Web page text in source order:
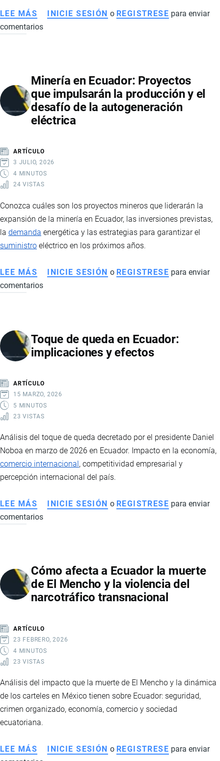
LEE MÁS SOBRE
GRUPO
UNIVERSAL:
QUÉ
SIGNIFICA
PARA
EXPORTACIONES
Y
EL
INDUSTRIA
CHOCOLATERA
INICIE SESIÓN o REGISTRESE para enviar
comentarios
Minería en Ecuador: Proyectos
que impulsarán la producción y el
desafío de la autogeneración
eléctrica
ARTÍCULO
3 JULIO, 2026
4 MINUTOS
24 VISTAS
Conozca cuáles son los proyectos mineros que liderarán la
expansión de la minería en Ecuador, las inversiones previstas,
la demanda energética y las estrategias para garantizar el
suministro eléctrico en los próximos años.
LEE MÁS SOBRE
MINERÍA
QUE
IMPULSARÁN
Y
EL
DESAFÍO
INICIE SESIÓN o REGISTRESE para enviar
comentarios
Toque de queda en Ecuador:
implicaciones y efectos
ARTÍCULO
15 MARZO, 2026
5 MINUTOS
23 VISTAS
Análisis del toque de queda decretado por el presidente Daniel
Noboa en marzo de 2026 en Ecuador. Impacto en la economía,
comercio internacional , competitividad empresarial y
percepción internacional del país.
LEE MÁS SOBRE
TOQUE
ECUADOR:
IMPLICACIONES
Y
INICIE SESIÓN o REGISTRESE para enviar
comentarios
Cómo afecta a Ecuador la muerte
de El Mencho y la violencia del
narcotráfico transnacional
ARTÍCULO
23 FEBRERO, 2026
4 MINUTOS
23 VISTAS
Análisis del impacto que la muerte de El Mencho y la dinámica
de los carteles en México tienen sobre Ecuador: seguridad,
crimen organizado, economía, comercio y sociedad
ecuatoriana.
LEE MÁS SOBRE
INICIE SESIÓN o REGISTRESE para enviar